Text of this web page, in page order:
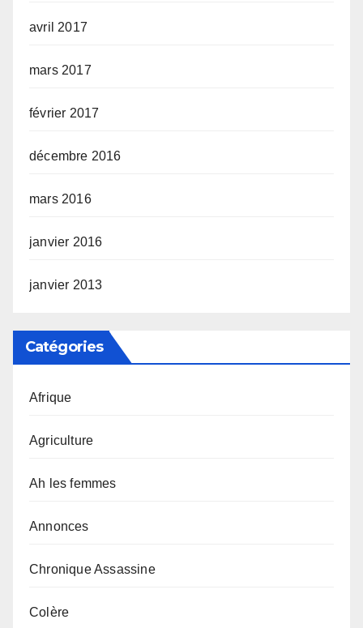
avril 2017
mars 2017
février 2017
décembre 2016
mars 2016
janvier 2016
janvier 2013
Catégories
Afrique
Agriculture
Ah les femmes
Annonces
Chronique Assassine
Colère